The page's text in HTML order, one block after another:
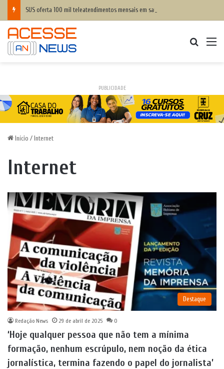
PUBLICIDADE
Início / Internet
Internet
Destaque
Redação News 29 de abril de 2025 0
‘Hoje qualquer pessoa que não tem a mínima
formação, nenhum escrúpulo, nem noção da ética
jornalística, termina fazendo o papel do jornalista’